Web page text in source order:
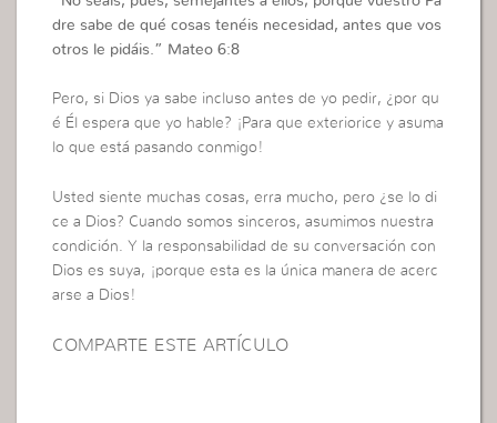
dre sabe de qué cosas tenéis necesidad, antes que vos
otros le pidáis.” Mateo 6:8
Pero, si Dios ya sabe incluso antes de yo pedir, ¿por qu
é Él espera que yo hable? ¡Para que exteriorice y asuma
lo que está pasando conmigo!
Usted siente muchas cosas, erra mucho, pero ¿se lo di
ce a Dios? Cuando somos sinceros, asumimos nuestra
condición. Y la responsabilidad de su conversación con
Dios es suya, ¡porque esta es la única manera de acerc
arse a Dios!
COMPARTE ESTE ARTÍCULO